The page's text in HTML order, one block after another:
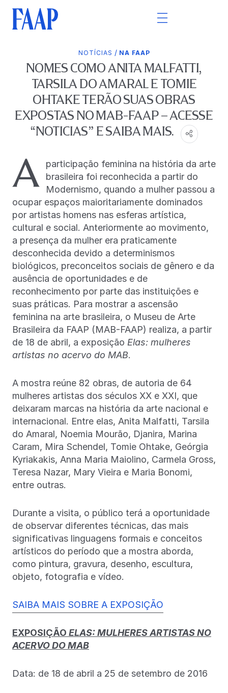
NOTÍCIAS / NA FAAP
NOMES COMO ANITA MALFATTI,
TARSILA DO AMARAL E TOMIE
OHTAKE TERÃO SUAS OBRAS
EXPOSTAS NO MAB-FAAP – ACESSE
“NOTICIAS” E SAIBA MAIS.
A
participação feminina na história da arte
brasileira foi reconhecida a partir do
Modernismo, quando a mulher passou a
ocupar espaços maioritariamente dominados
por artistas homens nas esferas artística,
cultural e social. Anteriormente ao movimento,
a presença da mulher era praticamente
desconhecida devido a determinismos
biológicos, preconceitos sociais de gênero e da
ausência de oportunidades e de
reconhecimento por parte das instituições e
suas práticas. Para mostrar a ascensão
feminina na arte brasileira, o Museu de Arte
Brasileira da FAAP (MAB-FAAP) realiza, a partir
de 18 de abril, a exposição Elas: mulheres
artistas no acervo do MAB.
A mostra reúne 82 obras, de autoria de 64
mulheres artistas dos séculos XX e XXI, que
deixaram marcas na história da arte nacional e
internacional. Entre elas, Anita Malfatti, Tarsila
do Amaral, Noemia Mourão, Djanira, Marina
Caram, Mira Schendel, Tomie Ohtake, Geórgia
Kyriakakis, Anna Maria Maiolino, Carmela Gross,
Teresa Nazar, Mary Vieira e Maria Bonomi,
entre outras.
Durante a visita, o público terá a oportunidade
de observar diferentes técnicas, das mais
significativas linguagens formais e conceitos
artísticos do período que a mostra aborda,
como pintura, gravura, desenho, escultura,
objeto, fotografia e vídeo.
SAIBA MAIS SOBRE A EXPOSIÇÃO
EXPOSIÇÃO ELAS: MULHERES ARTISTAS NO
ACERVO DO MAB
Data: de 18 de abril a 25 de setembro de 2016